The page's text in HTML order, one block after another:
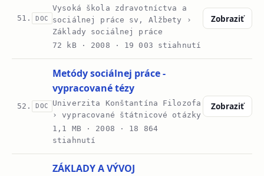
51. DOC
Vysoká škola zdravotníctva a
sociálnej práce sv, Alžbety ›
Základy sociálnej práce
72 kB · 2008 · 19 003 stiahnutí
Zobraziť
52. DOC
Metódy sociálnej práce -
vypracované tézy
Univerzita Konštantína Filozofa
› vypracované štátnicové otázky
1,1 MB · 2008 · 18 864
stiahnutí
Zobraziť
ZÁKLADY A VÝVOJ